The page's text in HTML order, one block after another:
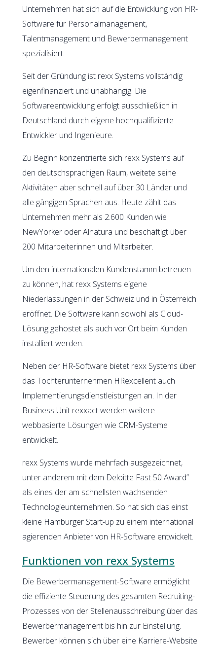
Unternehmen hat sich auf die Entwicklung von HR-
Software für Personalmanagement,
Talentmanagement und Bewerbermanagement
spezialisiert.
Seit der Gründung ist rexx Systems vollständig
eigenfinanziert und unabhängig. Die
Softwareentwicklung erfolgt ausschließlich in
Deutschland durch eigene hochqualifizierte
Entwickler und Ingenieure.
Zu Beginn konzentrierte sich rexx Systems auf
den deutschsprachigen Raum, weitete seine
Aktivitäten aber schnell auf über 30 Länder und
alle gängigen Sprachen aus. Heute zählt das
Unternehmen mehr als 2.600 Kunden wie
NewYorker oder Alnatura und beschäftigt über
200 Mitarbeiterinnen und Mitarbeiter.
Um den internationalen Kundenstamm betreuen
zu können, hat rexx Systems eigene
Niederlassungen in der Schweiz und in Österreich
eröffnet. Die Software kann sowohl als Cloud-
Lösung gehostet als auch vor Ort beim Kunden
installiert werden.
Neben der HR-Software bietet rexx Systems über
das Tochterunternehmen HRexcellent auch
Implementierungsdienstleistungen an. In der
Business Unit rexxact werden weitere
webbasierte Lösungen wie CRM-Systeme
entwickelt.
rexx Systems wurde mehrfach ausgezeichnet,
unter anderem mit dem Deloitte Fast 50 Award”
als eines der am schnellsten wachsenden
Technologieunternehmen. So hat sich das einst
kleine Hamburger Start-up zu einem international
agierenden Anbieter von HR-Software entwickelt.
Funktionen von rexx Systems
Die Bewerbermanagement-Software ermöglicht
die effiziente Steuerung des gesamten Recruiting-
Prozesses von der Stellenausschreibung über das
Bewerbermanagement bis hin zur Einstellung.
Bewerber können sich über eine Karriere-Website